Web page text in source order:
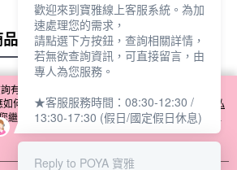
品 全站排行
有關本網站使用 cookie 方式之詳情，及若您不希
何變更電腦的 cookie 設定，請參閱本網站「
隱私
繼續使用本網站即表示您同意本公司得按本網站使
。
歡迎來到寶雅線上客服系統。為加
速處理您的需求，
請點選下方按鈕，查詢相關詳情，
若無欲查詢資訊，可直接留言，由
專人為您服務。
★客服服務時間：08:30-12:30 /
13:30-17:30 (假日/國定假日休息)
Reply to POYA 寶雅